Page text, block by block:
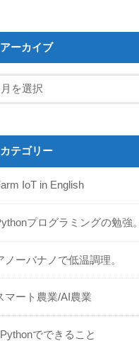
アーカイブ
カテゴリー
IoT in English
プログラミングの勉強。
ノーバナノで低温調理。
マート農業/AI農業
Pythonでできること